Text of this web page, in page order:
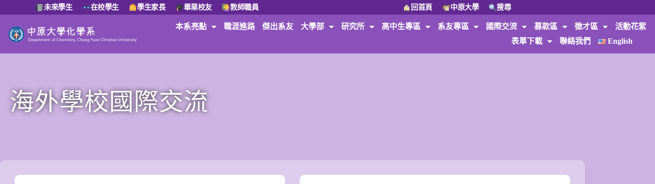
未來學生 在校學生 學生家長 畢業校友 教師職員 回首頁 中原大學 搜尋
本系亮點 職涯進路 傑出系友 大學部 研究所 高中生專區 系友專區 國際交流 募款區 徵才區
活動花絮
表單下載
聯絡我們 English
海外學校國際交流